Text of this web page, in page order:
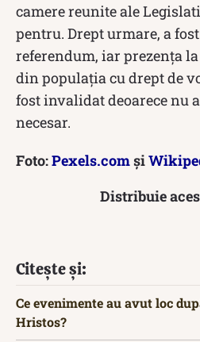
camere reunite ale
pentru. Drept urmare, a
referendum, iar prezența la
din populația cu drept de
fost invalidat deoarece nu
necesar.
Foto:Pexels.comși
Distribuie
Citește și:
Ce evenimente au avut loc
Hristos?